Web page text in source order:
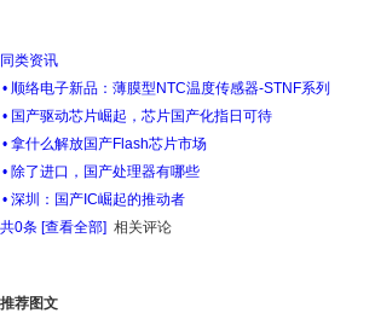
同类资讯
• 顺络电子新品：薄膜型NTC温度传感器-STNF系列
• 国产驱动芯片崛起，芯片国产化指日可待
• 拿什么解放国产Flash芯片市场
• 除了进口，国产处理器有哪些
• 深圳：国产IC崛起的推动者
共0条 [查看全部] 相关评论
推荐图文